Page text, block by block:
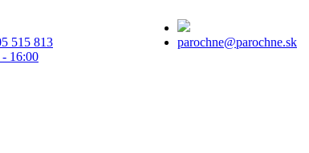
515 813
- 16:00
parochne@parochne.sk